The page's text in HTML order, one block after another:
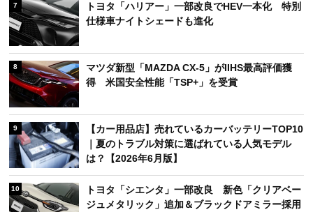
7
トヨタ「ハリアー」一部改良でHEV一本化 特別
仕様車ナイトシェードも進化
8
マツダ新型「MAZDA CX-5」がIIHS最高評価獲
得 米国安全性能「TSP+」を受賞
9
【カー用品店】売れているカーバッテリーTOP10
｜夏のトラブル対策に選ばれている人気モデル
は？【2026年6月版】
10
トヨタ「シエンタ」一部改良 新色「クリアベー
ジュメタリック」追加＆ブラックドアミラー採用